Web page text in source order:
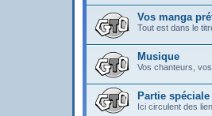
Vos manga
Tout est dans le
Musique
Vos chanteurs,
Partie
Ici circulent des